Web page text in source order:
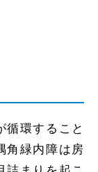
循環すること
角緑内障は房